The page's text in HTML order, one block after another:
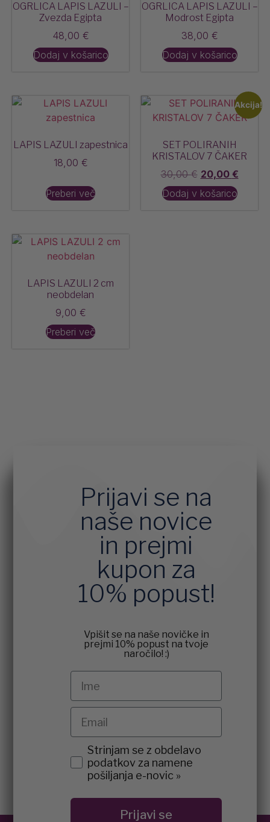
OGRLICA LAPIS LAZULI –
Zvezda Egipta
48,00 €
Dodaj v košarico
OGRLICA LAPIS LAZULI –
Modrost Egipta
38,00 €
Dodaj v košarico
LAPIS LAZULI zapestnica
18,00 €
Preberi več
Akcija!
SET POLIRANIH
KRISTALOV 7 ČAKER
30,00€ 20,00 €
Dodaj v košarico
LAPIS LAZULI 2 cm
neobdelan
9,00 €
Preberi več
Prijavi se na
naše novice
in prejmi
kupon za
10% popust!
Vpišit se na naše novičke in
prejmi 10% popust na tvoje
naročilo! :)
Ime
Email
agreement
Strinjam se z obdelavo
podatkov za namene
pošiljanja e-novic »
Prijavi se